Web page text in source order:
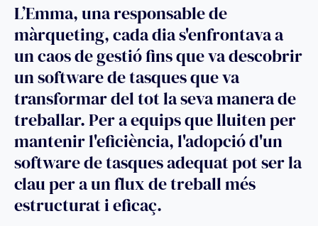
L’Emma, una responsable de
màrqueting, cada dia s'enfrontava a
un caos de gestió fins que va descobrir
un software de tasques que va
transformar del tot la seva manera de
treballar. Per a equips que lluiten per
mantenir l'eficiència, l'adopció d'un
software de tasques adequat pot ser la
clau per a un flux de treball més
estructurat i eficaç.